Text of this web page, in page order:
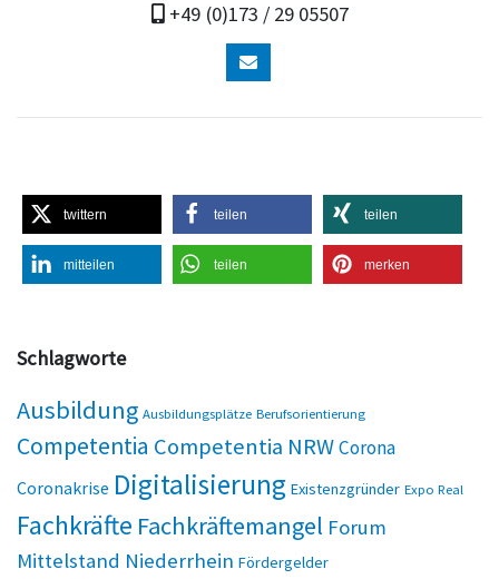
+49 (0)173 / 29 05507
twittern teilen teilen
mitteilen teilen merken
Schlagworte
Ausbildung Ausbildungsplätze Berufsorientierung
Competentia Competentia NRWCorona
Coronakrise Digitalisierung Existenzgründer Expo Real
Fachkräfte Fachkräftemangel Forum
Mittelstand Niederrhein Fördergelder